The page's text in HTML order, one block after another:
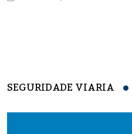
SEGURIDADE VIARIA